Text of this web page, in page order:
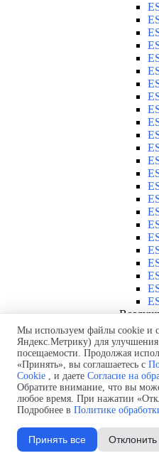
Мы используем файлы cookie и
Яндекс.Метрику) для улучшения
посещаемости. Продолжая
«Принять», вы соглашаетесь с
Cookie , и даете Согласие на
Обратите внимание, что вы
любое время. При нажатии
Подробнее в Политике
Принять все Отклонить